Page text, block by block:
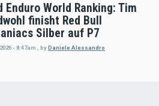
Enduro World Ranking: Tim
finisht Red Bull
Silber auf P7
- 8:47am byDaniele Alessandro